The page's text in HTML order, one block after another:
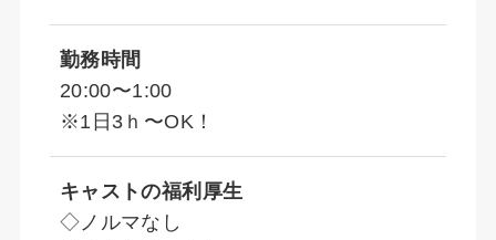
勤務時間
20:00〜1:00
※1日3ｈ〜OK！
キャストの福利厚生
◇ノルマなし